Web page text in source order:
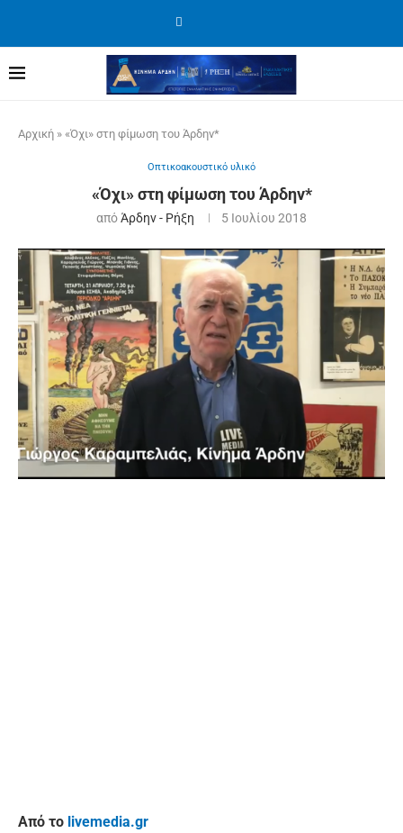
Αρχική » «Όχι» στη φίμωση του Άρδην*
Οπτικοακουστικό υλικό
«Όχι» στη φίμωση του Άρδην*
απόΆρδην - Ρήξη 5 Ιουλίου 2018
Από το livemedia.gr